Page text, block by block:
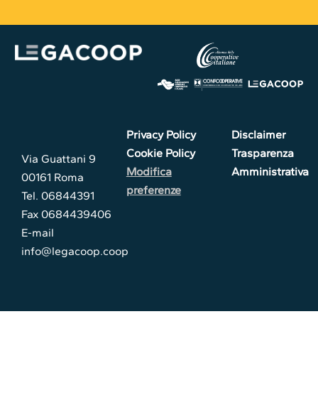
Via Guattani 9
00161 Roma
Tel. 06844391
Fax 0684439406
E-mail
info@legacoop.coop
Privacy Policy
Cookie Policy
Modifica
preferenze
Disclaimer
Trasparenza
Amministrativa